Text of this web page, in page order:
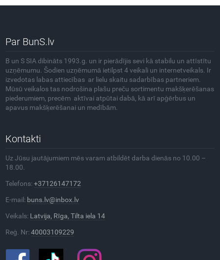
Par BunS.lv
B un S SIA dibināts 1993.g. un ir pierādījis sevi kā stabilu un attīstītu
uzņēmumu. Šodien uzņēmumā ietilpst 4 veikali un internetveikals. Ir
izvedotas labas attiecības ar lielu skaitu sadarbības partneriem.
Mūsū veikalos tas nodrošina plašu preču sortimentu makšķerēšanas
piederumiem, precēm aktīvai atpūtai dabā, kā arī apģērbus un
apavus makšķerēšanai un medībām.
Kontakti
Uz Jūsu jautājumiem mēs varam atbildēt darba dienās no 10.00 –
18.00.
Telefons:+37126147172
E-mail: buns.lv@inbox.lv
Veikals: Latvija, Rīga, Tilta iela 14
Reģ. Nr:40003109229